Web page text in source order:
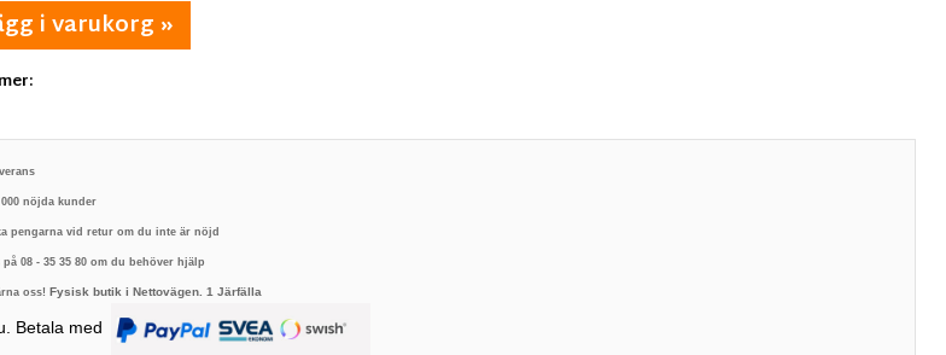
i varukorg »
000 nöjda kunder
pengarna vid retur om du inte är nöjd
på 08 - 35 35 80 om du behöver hjälp
oss! Fysisk butik i Nettovägen. 1 Järfälla
Betala med